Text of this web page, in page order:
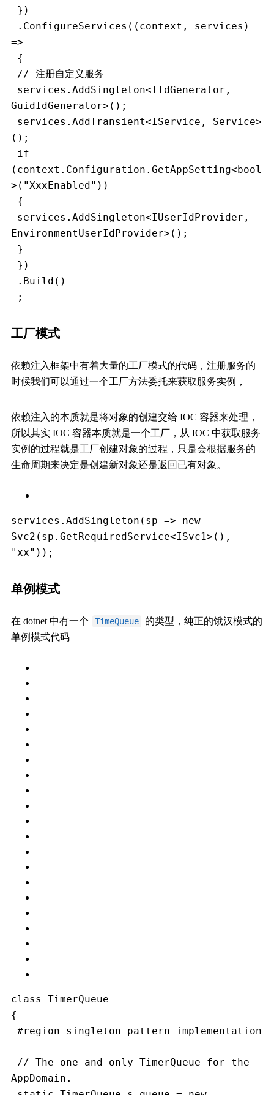
})
=>
{
// 注册自定义服务
GuidIdGenerator>();
();
(context.Configuration.GetAppSetting<bool
>("XxxEnabled"))
{
EnvironmentUserIdProvider>();
}
})
.Build()
;
工厂模式
依赖注入框架中有着大量的工厂模式的代码，注册服务的
时候我们可以通过一个工厂方法委托来获取服务实例，
依赖注入的本质就是将对象的创建交给 IOC 容器来处理，
所以其实 IOC 容器本质就是一个工厂，从 IOC 中获取服务
实例的过程就是工厂创建对象的过程，只是会根据服务的
生命周期来决定是创建新对象还是返回已有对象。
services.AddSingleton(sp => new
Svc2(sp.GetRequiredService<ISvc1>(),
"xx"));
单例模式
在 dotnet 中有一个 TimeQueue
的类型，纯正的饿汉模式的
单例模式代码
class TimerQueue
{
#region singleton pattern implementation
AppDomain.